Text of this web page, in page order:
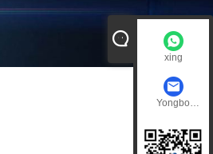
xing
Yongbo